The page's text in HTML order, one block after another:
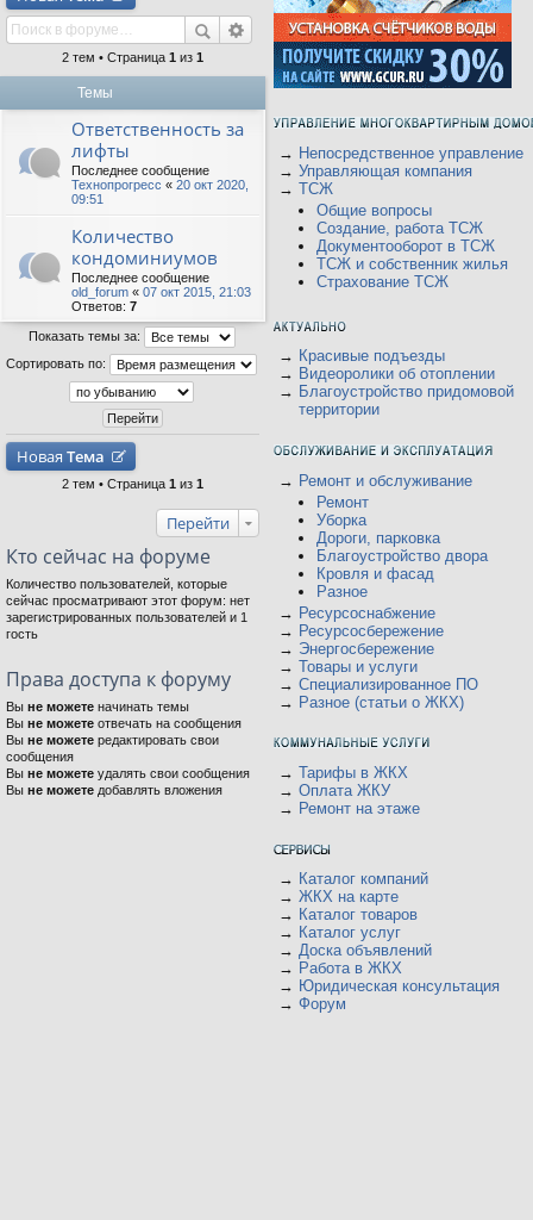
2 тем • Страница 1 из 1
Темы
Ответственность за
лифты
Последнее сообщение
Технопрогресс « 20 окт 2020,
09:51
Количество
кондоминиумов
Последнее сообщение
old_forum « 07 окт 2015, 21:03
Ответов: 7
Показать темы за:
Сортировать по:
Новая Тема
2 тем • Страница 1 из 1
Перейти
Кто сейчас на форуме
Количество пользователей, которые
сейчас просматривают этот форум: нет
зарегистрированных пользователей и 1
гость
Права доступа к форуму
Вы не можете начинать темы
Вы не можете отвечать на сообщения
Вы не можете редактировать свои
сообщения
Вы не можете удалять свои сообщения
Вы не можете добавлять вложения
→ Непосредственное управление
→ Управляющая компания
→ ТСЖ
Общие вопросы
Создание, работа ТСЖ
Документооборот в ТСЖ
ТСЖ и собственник жилья
Страхование ТСЖ
→ Красивые подъезды
→ Видеоролики об отоплении
→ Благоустройство придомовой
территории
→ Ремонт и обслуживание
Ремонт
Уборка
Дороги, парковка
Благоустройство двора
Кровля и фасад
Разное
→ Ресурсоснабжение
→ Ресурсосбережение
→ Энергосбережение
→ Товары и услуги
→ Специализированное ПО
→ Разное (статьи о ЖКХ)
→ Тарифы в ЖКХ
→ Оплата ЖКУ
→ Ремонт на этаже
→ Каталог компаний
→ ЖКХ на карте
→ Каталог товаров
→ Каталог услуг
→ Доска объявлений
→ Работа в ЖКХ
→ Юридическая консультация
→ Форум